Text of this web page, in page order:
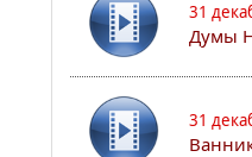
31
Думы
31